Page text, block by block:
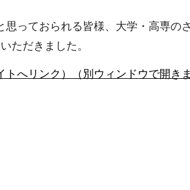
っておられる皆様、大学・高専の
ただきました。
へリンク）（別ウィンドウで開き